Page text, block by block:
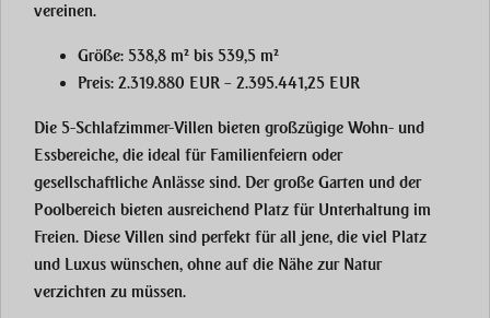
vereinen.
Größe: 538,8 m² bis 539,5 m²
Preis: 2.319.880 EUR – 2.395.441,25 EUR
Die 5-Schlafzimmer-Villen bieten großzügige Wohn- und
Essbereiche, die ideal für Familienfeiern oder
gesellschaftliche Anlässe sind. Der große Garten und der
Poolbereich bieten ausreichend Platz für Unterhaltung im
Freien. Diese Villen sind perfekt für all jene, die viel Platz
und Luxus wünschen, ohne auf die Nähe zur Natur
verzichten zu müssen.